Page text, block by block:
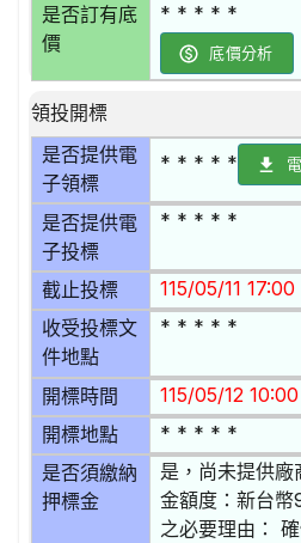
是否訂有底
價
* * * * *
底價分析
領投開標
是否提供電
子領標
* * * * *
是否提供電
子投標
* * * * *
截止投標 115/05/11 17:00
收受投標文
件地點
* * * * *
開標時間 115/05/12 10:00
開標地點 * * * * *
是否須繳納
押標金
是，尚未提供
金額度：新台
之必要理由：